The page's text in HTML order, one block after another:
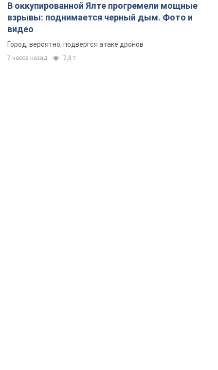
В оккупированной Ялте прогремели мощные
взрывы: поднимается черный дым. Фото и
видео
Город, вероятно, подвергся атаке дронов
7 часов назад 7,8 т.